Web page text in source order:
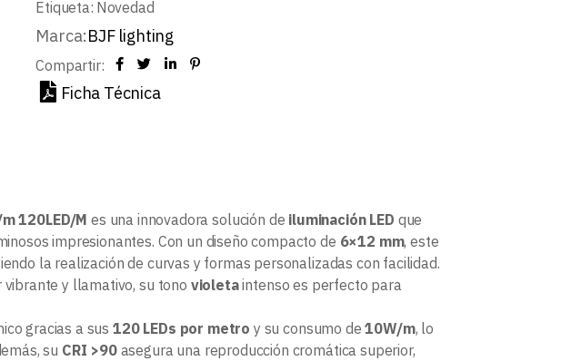
Etiqueta: Novedad
Marca:BJF lighting
Compartir:
Ficha Técnica
120LED/M es una innovadora solución de iluminación LED que
impresionantes. Con un diseño compacto de 6×12 mm, este
la realización de curvas y formas personalizadas con facilidad.
y llamativo, su tono violetaintenso es perfecto para
gracias a sus 120 LEDs por metro y su consumo de10W/m, lo
su CRI >90asegura una reproducción cromática superior,